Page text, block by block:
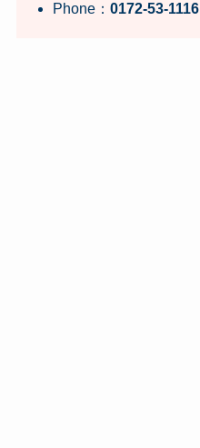
Phone： 0172-53-1116